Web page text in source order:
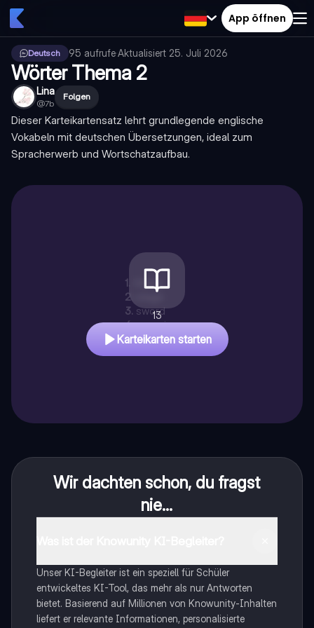
App öffnen
Deutsch 95 aufrufe·Aktualisiert 25. Juli 2026
Wörter Thema 2
Lina
@7b
Folgen
Dieser Karteikartensatz lehrt grundlegende englische
Vokabeln mit deutschen Übersetzungen, ideal zum
Spracherwerb und Wortschatzaufbau.
1.
Viking
2.
stage
3. sword
4. experience
13
Karteikarten starten
Wir dachten schon, du fragst
nie...
Unser KI-Begleiter ist ein speziell für Schüler
entwickeltes KI-Tool, das mehr als nur Antworten
bietet. Basierend auf Millionen von Knowunity-Inhalten
liefert er relevante Informationen, personalisierte